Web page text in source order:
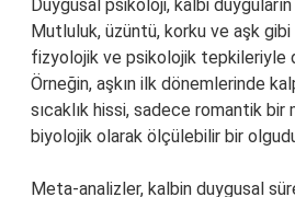
Duygusal psikoloji, kalbi
Mutluluk, üzüntü, korku ve aşk
fizyolojik ve psikolojik tepkileriyle
Örneğin, aşkın ilk dönemlerinde
sıcaklık hissi, sadece romantik
biyolojik olarak ölçülebilir bir
Meta-analizler, kalbin duygusal